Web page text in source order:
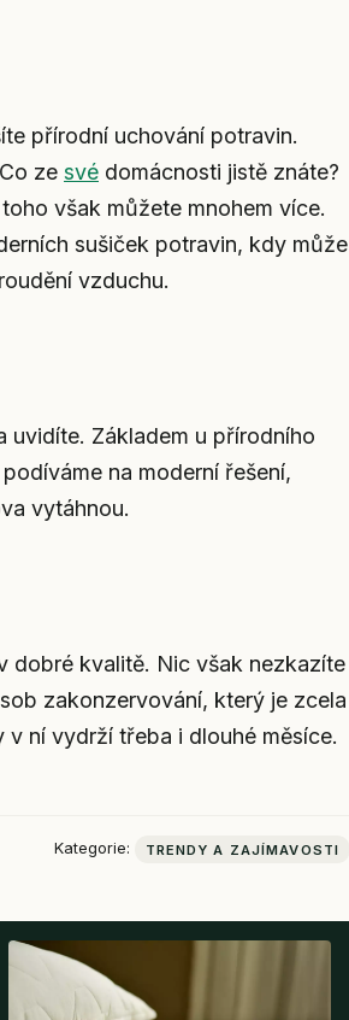
přírodní uchování potravin.
ze své domácnosti jistě znáte?
však můžete mnohem více.
sušiček potravin, kdy může
vzduchu.
uvidíte. Základem u přírodního
na moderní řešení,
vytáhnou.
dobré kvalitě. Nic však nezkazíte
zakonzervování, který je zcela
ní vydrží třeba i dlouhé měsíce.
Kategorie: TRENDY A ZAJÍMAVOSTI